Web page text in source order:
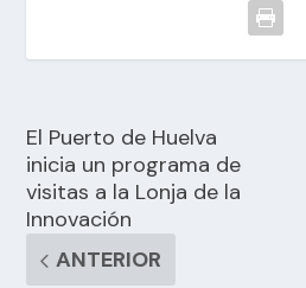
El Puerto de Huelva
inicia un programa de
visitas a la Lonja de la
Innovación
ANTERIOR